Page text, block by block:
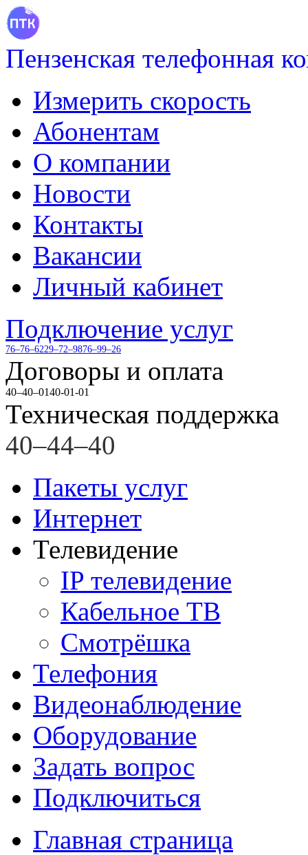
Пензенская телефонная
Измерить скорость
Абонентам
О компании
Новости
Контакты
Вакансии
Личный кабинет
Подключение услуг
76–76–6229–72–9876–99–26
Договоры и оплата
40–40–0140-01-01
Техническая поддержка
40–44–40
Пакеты услуг
Интернет
Телевидение
IP телевидение
Кабельное ТВ
Смотрёшка
Телефония
Видеонаблюдение
Оборудование
Задать вопрос
Подключиться
Главная страница